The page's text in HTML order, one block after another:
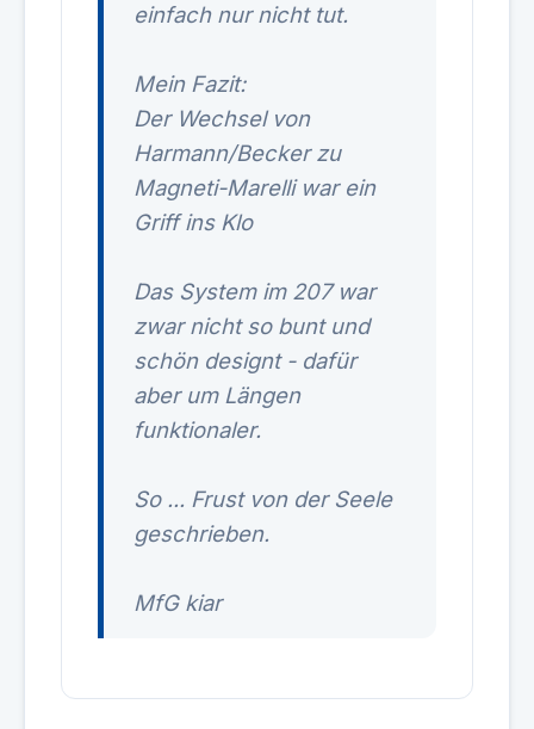
einfach nur nicht tut.
Mein Fazit:
Der Wechsel von
Harmann/Becker zu
Magneti-Marelli war ein
Griff ins Klo
Das System im 207 war
zwar nicht so bunt und
schön designt - dafür
aber um Längen
funktionaler.
So ... Frust von der Seele
geschrieben.
MfG kiar